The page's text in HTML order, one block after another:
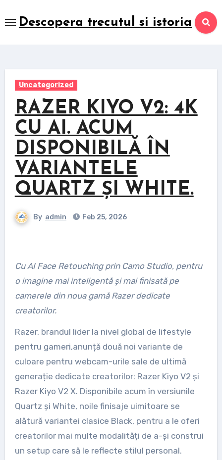
to
Descopera trecutul si istoria
Uncategorized
RAZER KIYO V2: 4K
CU AI. ACUM
DISPONIBILĂ ÎN
VARIANTELE
QUARTZ ȘI WHITE.
By admin Feb 25, 2026
Cu AI Face Retouching prin Camo Studio, pentru
o imagine mai inteligentă și mai finisată pe
camerele din noua gamă Razer dedicate
creatorilor.
Razer, brandul lider la nivel global de lifestyle
pentru gameri,anunță două noi variante de
culoare pentru webcam-urile sale de ultimă
generație dedicate creatorilor: Razer Kiyo V2 și
Razer Kiyo V2 X. Disponibile acum în versiunile
Quartz și White, noile finisaje uimitoare se
alătură variantei clasice Black, pentru a le oferi
creatorilor mai multe modalități de a-și construi
un setup care să le reflecte stilul personal.